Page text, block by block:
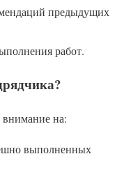
предыдущих
работ.
на:
выполненных